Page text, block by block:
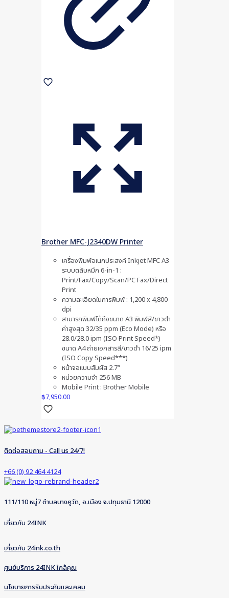
Brother MFC-J2340DW Printer
เครื่องพิมพ์อเนกประสงค์ Inkjet MFC A3
ระบบตลับหมึก 6-in-1 :
Print/Fax/Copy/Scan/PC Fax/Direct
Print
ความละเอียดในการพิมพ์ : 1,200 x 4,800
dpi
สามารถพิมพ์ได้ถึงขนาด A3 พิมพ์สี/ขาวดำ
ค่าสูงสุด 32/35 ppm (Eco Mode) หรือ
28.0/28.0 ipm (ISO Print Speed*)
ขนาด A4 ถ่ายเอกสารสี/ขาวดำ 16/25 ipm
(ISO Copy Speed***)
หน้าจอเเบบสัมผัส 2.7″
หน่วยความจำ 256 MB
Mobile Print : Brother Mobile
฿7,950.00
ติดต่อสอบถาม - Call us 24/7!
+66 (0) 92 464 4124
111/110 หมู่7 ตำบลบางคูวัด, อ.เมือง จ.ปทุมธานี 12000
เกี่ยวกับ 24INK
เกี่ยวกับ 24ink.co.th
ศูนย์บริการ 24INK ใกล้คุณ
นโยบายการรับประกันและเคลม